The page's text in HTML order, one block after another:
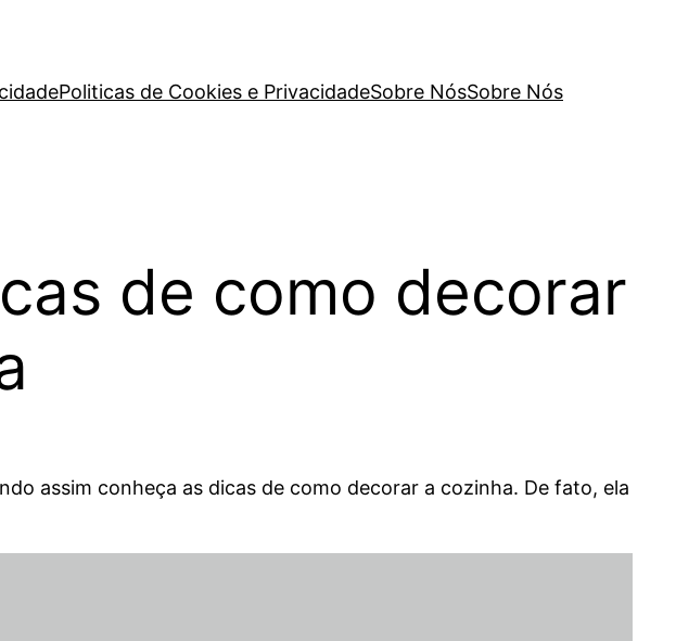
Politicas de Cookies e PrivacidadeSobre NósSobre Nós
de como decorar
assim conheça as dicas de como decorar a cozinha. De fato, ela